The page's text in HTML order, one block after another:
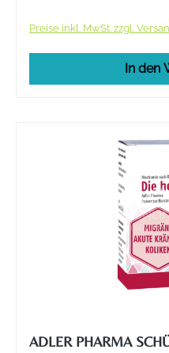
Preise inkl. MwSt. zzgl.
In den
ADLER PHARMA